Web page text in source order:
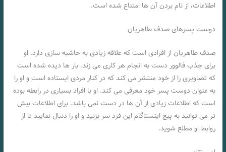
اطلاعات، از نام بردن آن ها امتناع شده است.
دوست پسرهای صدف طاهریان
صدف طاهریان از افرادی است که علاقه زیادی به حاشیه سازی دارد. او
برای جذب فالوور دست به انجام هر کاری می زند. بار ها دیده شده است
که تصاویری را از خود منتشر می کند که در کنار مردی ایستاده است و او را
به عنوان دوست پسر خود معرفی می کند. او با افراد بسیاری در رابطه بوده
است که اطلاعات زیادی از آن ها در دست نمی باشد. برای اطلاعات بیش
تر می توانید به پیج اینستاگام این فرد سر بزنید و او را دنبال نمایید تا از
روابط او مطلع شوید.